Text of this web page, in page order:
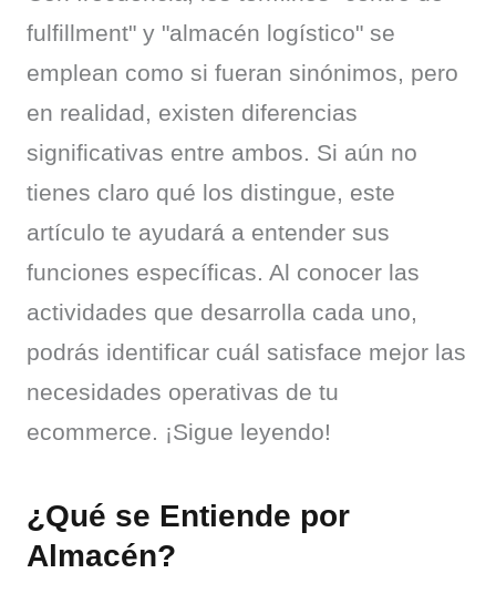
fulfillment" y "almacén logístico" se
emplean como si fueran sinónimos, pero
en realidad, existen diferencias
significativas entre ambos. Si aún no
tienes claro qué los distingue, este
artículo te ayudará a entender sus
funciones específicas. Al conocer las
actividades que desarrolla cada uno,
podrás identificar cuál satisface mejor las
necesidades operativas de tu
ecommerce. ¡Sigue leyendo!
¿Qué se Entiende por
Almacén?